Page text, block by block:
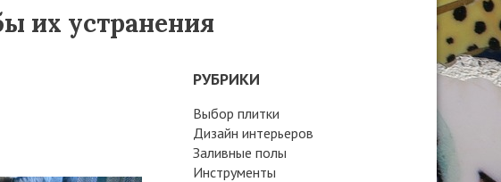
их устранения
РУБРИКИ
Выбор плитки
Дизайн интерьеров
Заливные полы
Инструменты